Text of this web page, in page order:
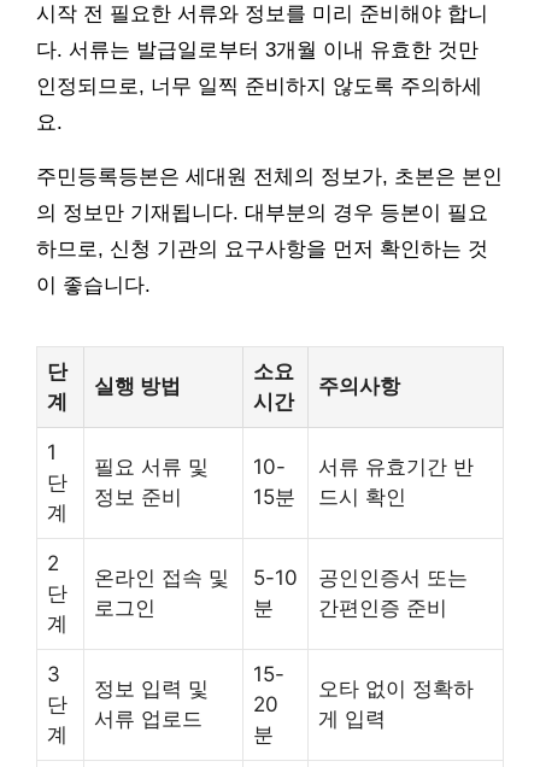
시작 전 필요한 서류와 정보를 미리 준비해야 합니
다. 서류는 발급일로부터 3개월 이내 유효한 것만
인정되므로, 너무 일찍 준비하지 않도록 주의하세
요.
주민등록등본은 세대원 전체의 정보가, 초본은 본인
의 정보만 기재됩니다. 대부분의 경우 등본이 필요
하므로, 신청 기관의 요구사항을 먼저 확인하는 것
이 좋습니다.
단
계
실행 방법
소요
시간
주의사항
1
단
계
필요 서류 및
정보 준비
10-
15분
서류 유효기간 반
드시 확인
2
단
계
온라인 접속 및
로그인
5-10
분
공인인증서 또는
간편인증 준비
3
단
계
정보 입력 및
서류 업로드
15-
20
분
오타 없이 정확하
게 입력